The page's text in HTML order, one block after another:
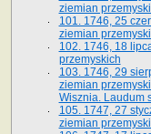
ziemian
101. 1746, 25
ziemian
102. 1746, 18
przemyskich
103. 1746, 29
ziemian
Wisznia. Laudum
105. 1747, 27
ziemian